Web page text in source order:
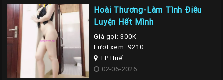
Hoài Thương-Làm Tình Điêu
Luyện Hết Mình
Giá gọi: 300K
Lượt xem: 9210
TP Huế
02-06-2026